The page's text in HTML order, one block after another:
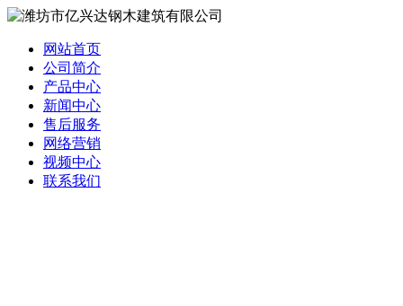
网站首页
公司简介
产品中心
新闻中心
售后服务
网络营销
视频中心
联系我们